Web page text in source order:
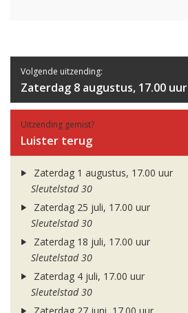
Volgende uitzending:
Zaterdag 8 augustus, 17.00 uur
Uitzending gemist?
Luister terug
Zaterdag 1 augustus, 17.00 uur
Sleutelstad 30
Zaterdag 25 juli, 17.00 uur
Sleutelstad 30
Zaterdag 18 juli, 17.00 uur
Sleutelstad 30
Zaterdag 4 juli, 17.00 uur
Sleutelstad 30